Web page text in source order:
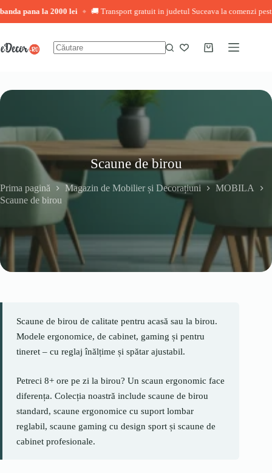
la 2000 lei ◆ 🚚 Transport gratuit in judetul Suceava la comenzi peste 3.000
conținut
Coș
Scaune de birou
Prima pagină Magazin de Mobilier și Decorațiuni
MOBILA
Scaune de birou
Scaune de birou de calitate pentru acasă sau la birou.
Modele ergonomice, de cabinet, gaming și pentru
tineret – cu reglaj înălțime și spătar ajustabil.
Petreci 8+ ore pe zi la birou? Un scaun ergonomic face
diferența. Colecția noastră include scaune de birou
standard, scaune ergonomice cu suport lombar
reglabil, scaune gaming cu design sport și scaune de
cabinet profesionale.